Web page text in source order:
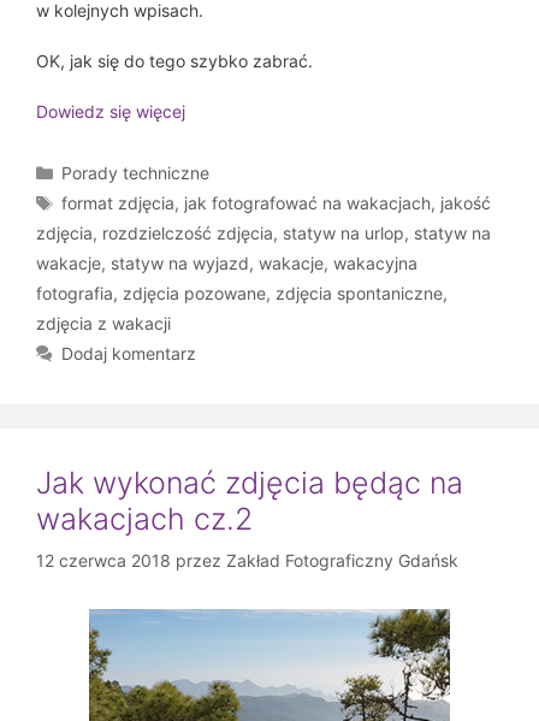
w kolejnych wpisach.
OK, jak się do tego szybko zabrać.
Dowiedz się więcej
Kategorie
Porady techniczne
Tagi
format zdjęcia, jak fotografować na wakacjach, jakość
zdjęcia, rozdzielczość zdjęcia, statyw na urlop, statyw na
wakacje, statyw na wyjazd, wakacje, wakacyjna
fotografia, zdjęcia pozowane, zdjęcia spontaniczne,
zdjęcia z wakacji
Dodaj komentarz
Jak wykonać zdjęcia będąc na
wakacjach cz.2
12 czerwca 2018 przez Zakład Fotograficzny Gdańsk